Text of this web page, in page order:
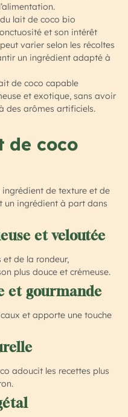
du lait de coco bio
et son intérêt
varier selon les récoltes
un ingrédient adapté à
de coco capable
et exotique, sans avoir
des arômes artificiels.
de coco
de texture et de
un ingrédient à part dans
et veloutée
de la rondeur,
plus douce et crémeuse.
et gourmande
et apporte une touche
adoucit les recettes plus